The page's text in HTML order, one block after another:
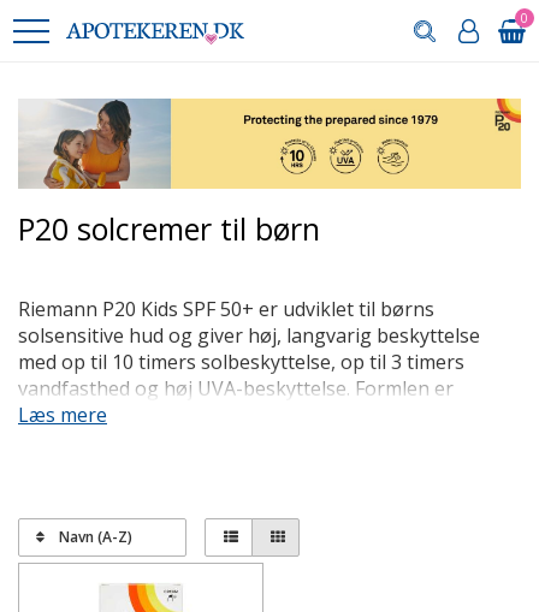
0
P20 solcremer til børn
Riemann P20 Kids SPF 50+ er udviklet til børns
solsensitive hud og giver høj, langvarig beskyttelse
med op til 10 timers solbeskyttelse, op til 3 timers
vandfasthed og høj UVA-beskyttelse. Formlen er
hurtigt-absorberende, let at fordele jævnt,
Læs mere
Navn (A-Z)